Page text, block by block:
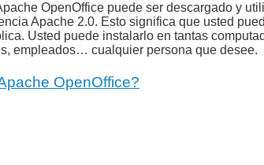
OpenOffice puede ser descargado y
Apache 2.0. Esto significa que usted
Usted puede instalarlo en tantas
empleados… cualquier persona que desee.
OpenOffice?